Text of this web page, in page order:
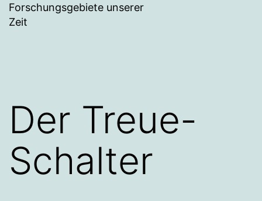
Forschungsgebiete unserer
Zeit
Der Treue-
Schalter